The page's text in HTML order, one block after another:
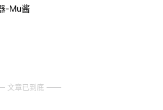
-Mu酱
文章已到底